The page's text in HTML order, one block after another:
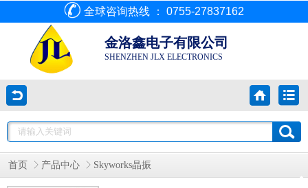
全球咨询热线 ： 0755-27837162
金洛鑫电子有限公司
SHENZHEN JLX ELECTRONICS
首页 产品中心 Skyworks晶振